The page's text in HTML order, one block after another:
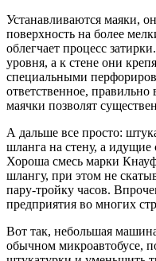
Устанавливаются маяки,
поверхность на более
облегчает процесс
уровня, а к стене они
специальными
ответственное,
маячки позволят
А дальше все просто:
шланга на стену, а идущие
Хороша смесь марки
шлангу, при этом не
пару-тройку часов.
предприятия во многих
Вот так, небольшая
обычном микроавтобусе,